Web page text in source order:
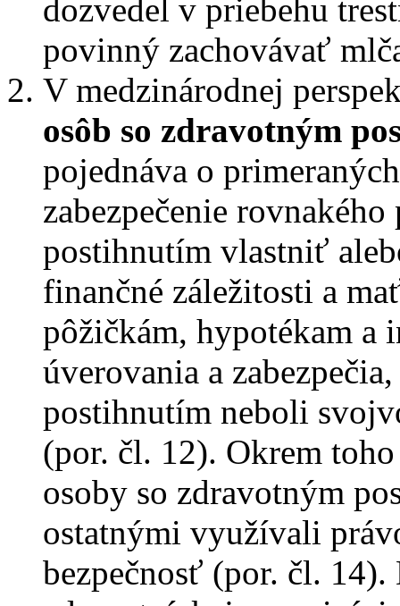
dozvedel v priebehu
povinný zachovávať
V medzinárodnej
osôb so zdravotným
pojednáva o
zabezpečenie
postihnutím vlastniť
finančné záležitosti a
pôžičkám, hypotékam a
úverovania a
postihnutím neboli
(por. čl. 12). Okrem
osoby so zdravotným
ostatnými využívali
bezpečnosť (por. čl.